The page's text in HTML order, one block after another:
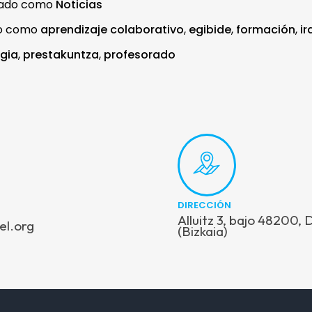
como Noticias
como aprendizaje colaborativo, egibide, formación,
, prestakuntza, profesorado
DIRECCIÓN
Alluitz 3, bajo 48200,
(Bizkaia)